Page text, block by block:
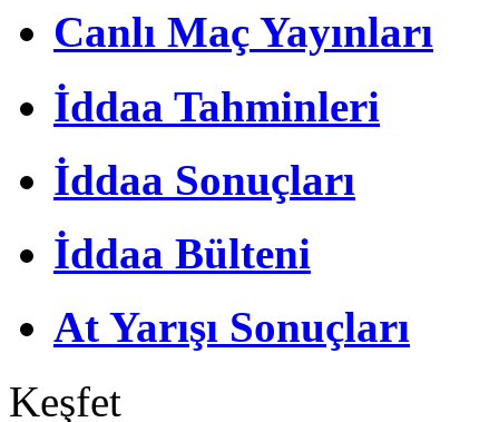
Canlı Maç Yayınları
İddaa Tahminleri
İddaa Sonuçları
İddaa Bülteni
At Yarışı Sonuçları
Keşfet